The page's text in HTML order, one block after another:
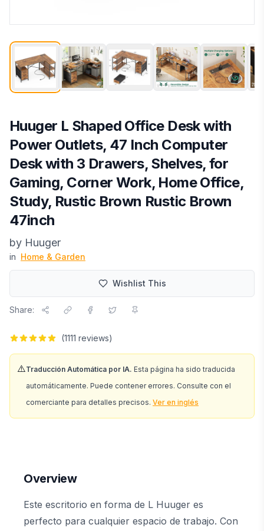
Huuger L Shaped Office Desk with
Power Outlets, 47 Inch Computer
Desk with 3 Drawers, Shelves, for
Gaming, Corner Work, Home Office,
Study, Rustic Brown Rustic Brown
47inch
by Huuger
in Home & Garden
Wishlist This
Share:
(1111 reviews)
⚠️Traducción Automática por IA. Esta página ha sido traducida
automáticamente. Puede contener errores. Consulte con el
comerciante para detalles precisos. Ver en inglés
Overview
Este escritorio en forma de L Huuger es
perfecto para cualquier espacio de trabajo. Con